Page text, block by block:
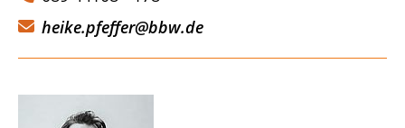
heike.pfeffer@bbw.de